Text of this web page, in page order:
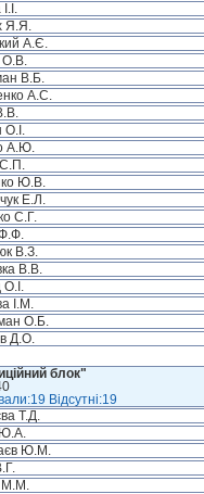
Я.Я.
А.Є.
О.В.
В.Б.
А.С.
О.І.
А.Ю.
Ю.В.
Е.Л.
С.Г.
В.З.
В.В.
О.І.
І.М.
О.Б.
Д.О.
блок"
Відсутні:19
Т.Д.
Ю.А.
Ю.М.
М.М.